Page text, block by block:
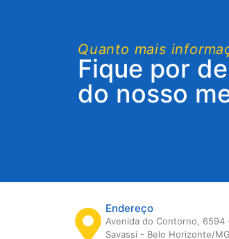
Quanto mais
Fique por
do nosso
Endereço
Avenida do Contorno, 6594
Savassi - Belo Horizonte/